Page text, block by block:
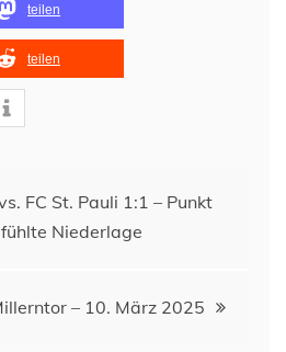
teilen
teilen
FC St. Pauli 1:1 – Punkt
Niederlage
– 10. März 2025